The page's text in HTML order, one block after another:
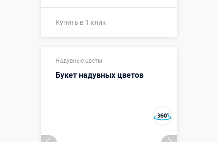
Купить в 1 клик
Больше деталей →
Надувные цветы
Букет надувных цветов